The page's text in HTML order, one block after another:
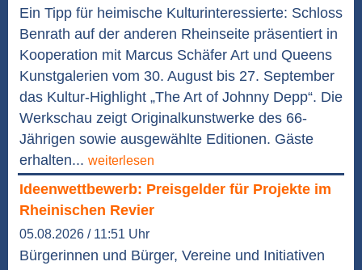
Ein Tipp für heimische Kulturinteressierte: Schloss
Benrath auf der anderen Rheinseite präsentiert in
Kooperation mit Marcus Schäfer Art und Queens
Kunstgalerien vom 30. August bis 27. September
das Kultur-Highlight „The Art of Johnny Depp“. Die
Werkschau zeigt Originalkunstwerke des 66-
Jährigen sowie ausgewählte Editionen. Gäste
erhalten... weiterlesen
Ideenwettbewerb: Preisgelder für Projekte im
Rheinischen Revier
05.08.2026 / 11:51 Uhr
Bürgerinnen und Bürger, Vereine und Initiativen